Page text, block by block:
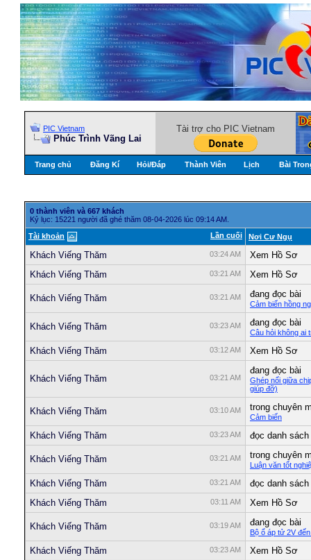
PIC Vietnam
Phúc Trình Vãng Lai
Tài trợ cho PIC Vietnam
Trang chủ Đăng Kí Hỏi/Ðáp Thành Viên Lịch Bài
0 thành viên và 667 khách
Kỷ lục: 15221 người đã ghé thăm 08-04-2026 lúc 09:14 AM.
Lần cuối
Tài khoản Nơi Cư Ngụ
03:24 AM
Khách Viếng Thăm Xem Hồ Sơ
03:21 AM
Khách Viếng Thăm Xem Hồ Sơ
03:21 AM
Khách Viếng Thăm đang đọc bài
Cảm biến hồng
03:23 AM
Khách Viếng Thăm đang đọc bài
Câu hỏi không ai
03:12 AM
Khách Viếng Thăm Xem Hồ Sơ
03:21 AM
Khách Viếng Thăm
đang đọc bài
Ghép nối giữa
giúp đỡ)
03:10 AM
Khách Viếng Thăm trong chuyên
Cảm biến
03:23 AM
Khách Viếng Thăm đọc danh
03:21 AM
Khách Viếng Thăm trong chuyên
Luận văn tốt
03:21 AM
Khách Viếng Thăm đọc danh
03:11 AM
Khách Viếng Thăm Xem Hồ Sơ
03:19 AM
Khách Viếng Thăm đang đọc bài
Bộ ổ áp tử 2V
03:23 AM
Khách Viếng Thăm Xem Hồ Sơ